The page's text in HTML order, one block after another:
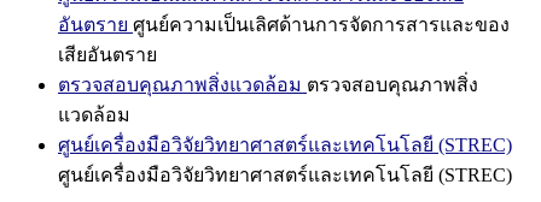
อันตราย ศูนย์ความเป็นเลิศด้านการจัดการสารและของ
เสียอันตราย
ตรวจสอบคุณภาพสิ่งแวดล้อม ตรวจสอบคุณภาพสิ่ง
แวดล้อม
ศูนย์เครื่องมือวิจัยวิทยาศาสตร์และเทคโนโลยี (STREC)
ศูนย์เครื่องมือวิจัยวิทยาศาสตร์และเทคโนโลยี (STREC)